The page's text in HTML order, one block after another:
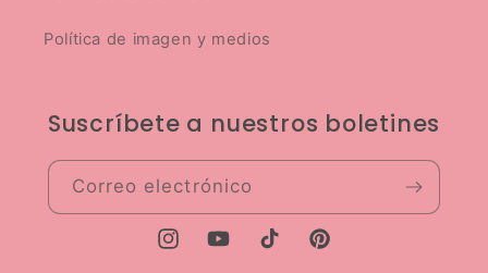
Política de imagen y medios
Suscríbete a nuestros boletines
Correo electrónico
InstagramYouTubeTikTok Pinterest